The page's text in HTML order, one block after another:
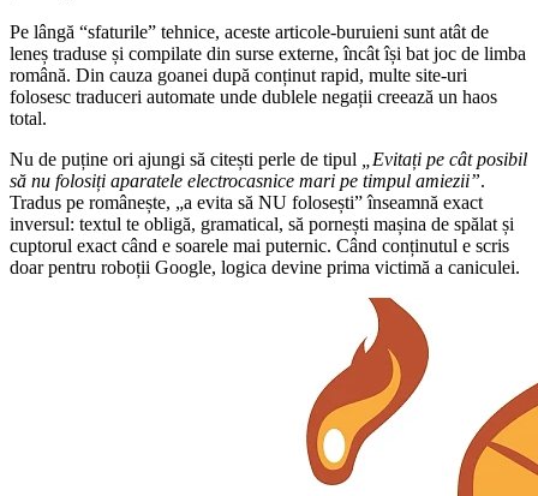
Pe lângă “sfaturile” tehnice, aceste articole-buruieni sunt atât de
leneș traduse și compilate din surse externe, încât își bat joc de limba
română. Din cauza goanei după conținut rapid, multe site-uri
folosesc traduceri automate unde dublele negații creează un haos
total.
Nu de puține ori ajungi să citești perle de tipul
„Evitați pe cât posibil
să nu folosiți aparatele electrocasnice mari pe timpul amiezii”.
Tradus pe românește, „a evita să NU folosești” înseamnă exact
inversul: textul te obligă, gramatical, să pornești mașina de spălat și
cuptorul exact când e soarele mai puternic. Când conținutul e scris
doar pentru roboții Google, logica devine prima victimă a caniculei.